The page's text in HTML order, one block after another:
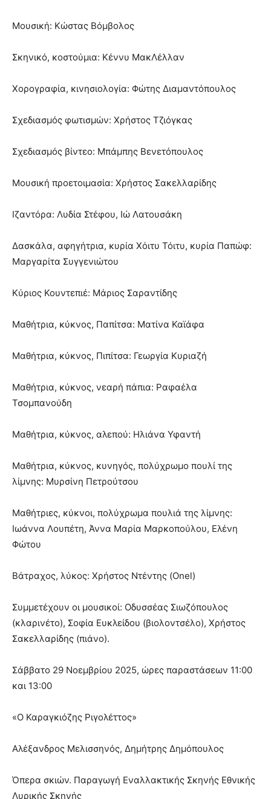
Μουσική: Κώστας Βόμβολος
Σκηνικό, κοστούμια: Κέννυ ΜακΛέλλαν
Χορογραφία, κινησιολογία: Φώτης Διαμαντόπουλος
Σχεδιασμός φωτισμών: Χρήστος Τζιόγκας
Σχεδιασμός βίντεο: Μπάμπης Βενετόπουλος
Μουσική προετοιμασία: Χρήστος Σακελλαρίδης
Ιζαντόρα: Λυδία Στέφου, Ιώ Λατουσάκη
Δασκάλα, αφηγήτρια, κυρία Χόιτυ Τόιτυ, κυρία Παπώφ:
Μαργαρίτα Συγγενιώτου
Κύριος Κουντεπιέ: Μάριος Σαραντίδης
Μαθήτρια, κύκνος, Παπίτσα: Ματίνα Καϊάφα
Μαθήτρια, κύκνος, Πιπίτσα: Γεωργία Κυριαζή
Μαθήτρια, κύκνος, νεαρή πάπια: Ραφαέλα
Τσομπανούδη
Μαθήτρια, κύκνος, αλεπού: Ηλιάνα Υφαντή
Μαθήτρια, κύκνος, κυνηγός, πολύχρωμο πουλί της
λίμνης: Μυρσίνη Πετρούτσου
Μαθήτριες, κύκνοι, πολύχρωμα πουλιά της λίμνης:
Ιωάννα Λουπέτη, Άννα Μαρία Μαρκοπούλου, Ελένη
Φώτου
Βάτραχος, λύκος: Χρήστος Ντέντης (Onel)
Συμμετέχουν οι μουσικοί: Οδυσσέας Σιωζόπουλος
(κλαρινέτο), Σοφία Ευκλείδου (βιολοντσέλο), Χρήστος
Σακελλαρίδης (πιάνο).
Σάββατο 29 Νοεμβρίου 2025, ώρες παραστάσεων 11:00
και 13:00
«Ο Καραγκιόζης Ριγολέττος»
Αλέξανδρος Μελισσηνός, Δημήτρης Δημόπουλος
Όπερα σκιών. Παραγωγή Εναλλακτικής Σκηνής Εθνικής
Λυρικής Σκηνής